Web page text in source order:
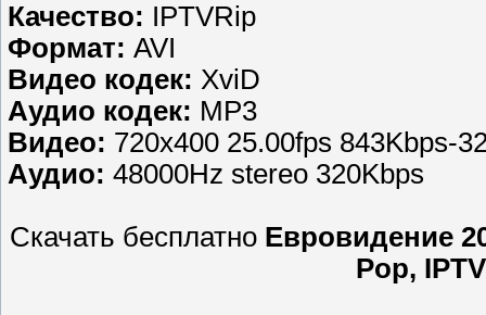
Качество: IPTVRip
Формат: AVI
Видео кодек: XviD
Аудио кодек: MP3
Видео: 720x400 25.00fps 843Kbps-
Аудио: 48000Hz stereo 320Kbps
Скачать бесплатно Евровидение
Pop,